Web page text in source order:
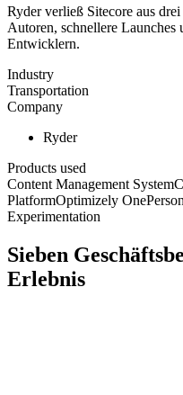
Ryder verließ Sitecore aus
Autoren, schnellere
Entwicklern.
Industry
Transportation
Company
Ryder
Products used
Content Management System
PlatformOptimizely One
Experimentation
Sieben
Erlebnis